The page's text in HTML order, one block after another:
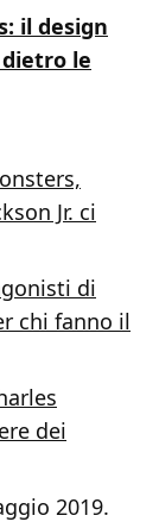
il design
le
Jr. ci
di
chi fanno il
dei
2019.